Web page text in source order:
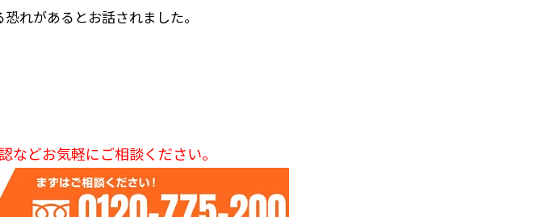
れがあるとお話されました。
などお気軽にご相談ください。